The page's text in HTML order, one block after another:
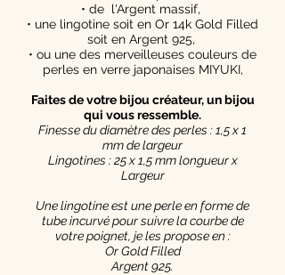
• de l'Argent massif,
• une lingotine soit en Or 14k Gold Filled
soit en Argent 925,
• ou une des merveilleuses couleurs de
perles en verre japonaises MIYUKI,
Faites de votre bijou créateur, un bijou
qui vous ressemble.
Finesse du diamètre des perles : 1,5 x 1
mm de largeur
Lingotines : 25 x 1,5 mm longueur x
Largeur
Une lingotine est une perle en forme de
tube incurvé pour suivre la courbe de
votre poignet, je les propose en :
Or Gold Filled
Argent 925.